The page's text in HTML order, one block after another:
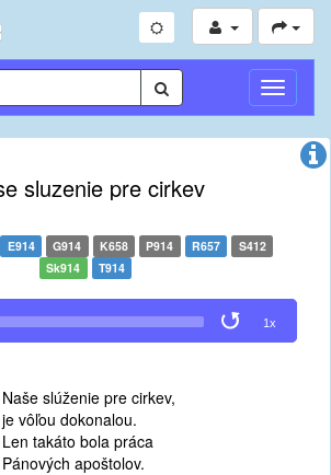
sluzenie pre cirkev
E914 G914 K658 P914 R657
S412
Sk914
T914
1x
Naše slúženie pre cirkev,
je vôľou dokonalou.
Len takáto bola práca
Pánových apoštolov.